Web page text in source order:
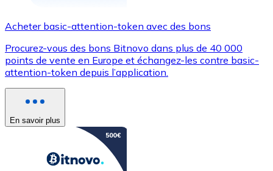
Acheter basic-attention-token avec des bons
Procurez-vous des bons Bitnovo dans plus de 40 000
points de vente en Europe et échangez-les contre basic-
attention-token depuis l’application.
En savoir plus